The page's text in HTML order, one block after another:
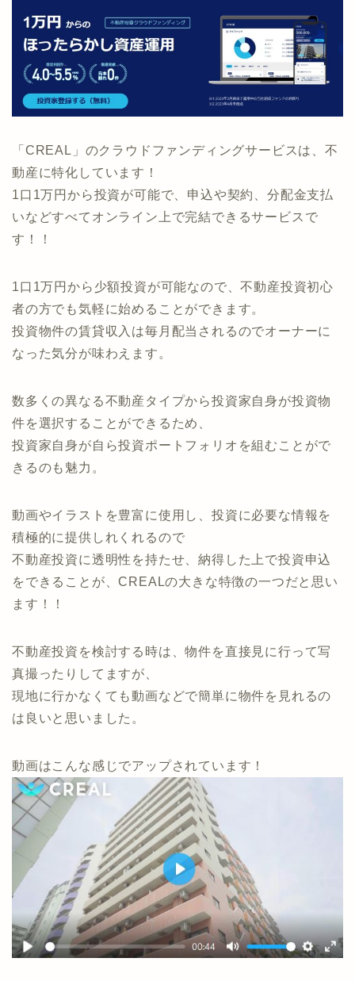
「CREAL」のクラウドファンディングサービスは、不
動産に特化しています！
1口1万円から投資が可能で、申込や契約、分配金支払
いなどすべてオンライン上で完結できるサービスで
す！！
1口1万円から少額投資が可能なので、不動産投資初心
者の方でも気軽に始めることができます。
投資物件の賃貸収入は毎月配当されるのでオーナーに
なった気分が味わえます。
数多くの異なる不動産タイプから投資家自身が投資物
件を選択することができるため、
投資家自身が自ら投資ポートフォリオを組むことがで
きるのも魅力。
動画やイラストを豊富に使用し、投資に必要な情報を
積極的に提供しれくれるので
不動産投資に透明性を持たせ、納得した上で投資申込
をできることが、CREALの大きな特徴の一つだと思い
ます！！
不動産投資を検討する時は、物件を直接見に行って写
真撮ったりしてますが、
現地に行かなくても動画などで簡単に物件を見れるの
は良いと思いました。
動画はこんな感じでアップされています！